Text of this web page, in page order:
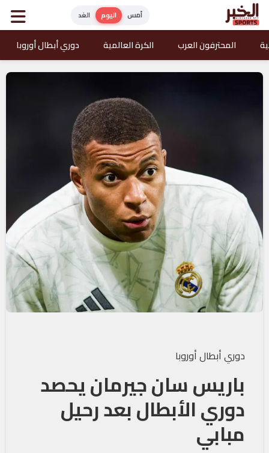
أمس اليوم الغد
المحترفون العرب الكرة العالمية دوري أبطال أوروبا
دوري أبطال أوروبا
باريس سان جيرمان يحصد
دوري الأبطال بعد رحيل
مبابي